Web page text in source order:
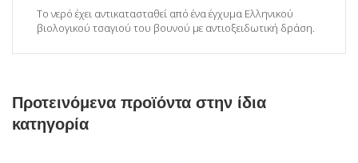
Το νερό έχει αντικατασταθεί από ένα έγχυμα Ελληνικού
βιολογικού τσαγιού του βουνού με αντιοξειδωτική δράση.
Προτεινόμενα προϊόντα στην ίδια
κατηγορία